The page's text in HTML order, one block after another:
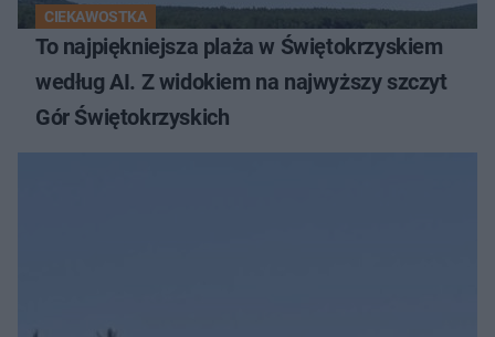
CIEKAWOSTKA
To najpiękniejsza plaża w Świętokrzyskiem
według AI. Z widokiem na najwyższy szczyt
Gór Świętokrzyskich